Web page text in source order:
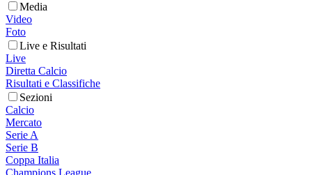
Media
Video
Foto
Live e Risultati
Live
Diretta Calcio
Risultati e Classifiche
Sezioni
Calcio
Mercato
Serie A
Serie B
Coppa Italia